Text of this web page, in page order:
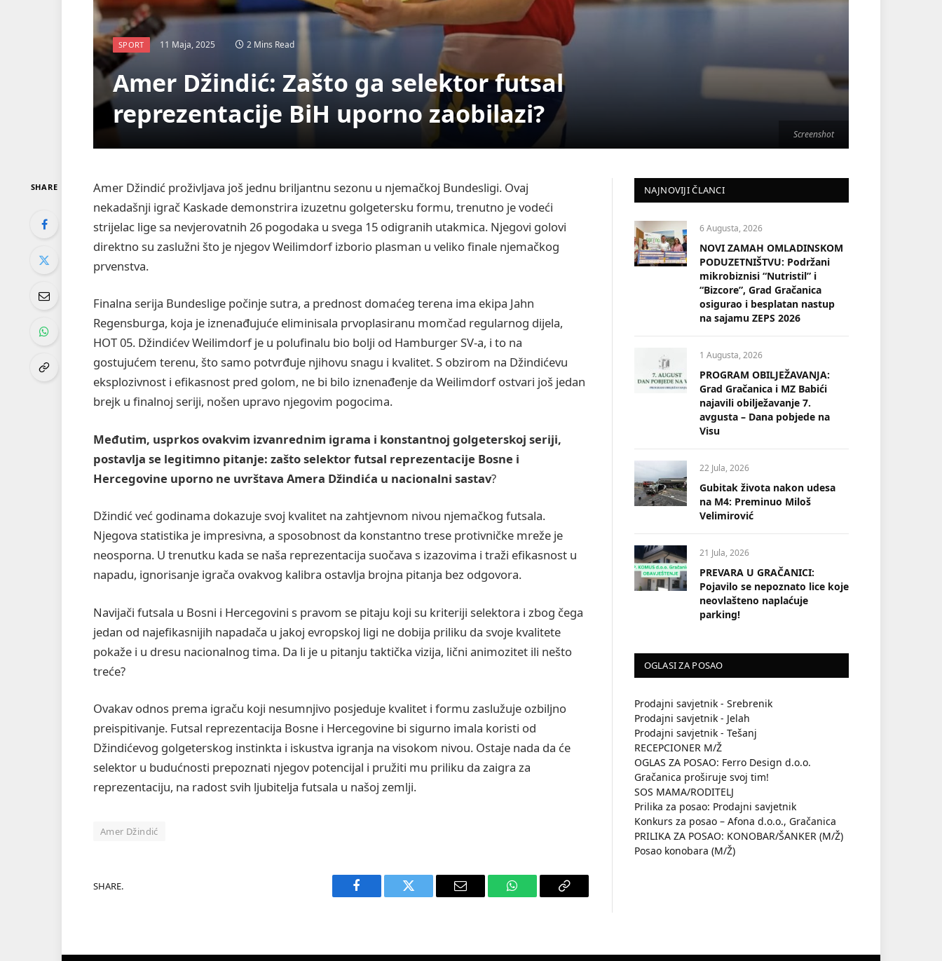
Screenshot
SPORT 11 Maja, 2025 2 Mins Read
Amer Džindić: Zašto ga selektor futsal
reprezentacije BiH uporno zaobilazi?
SHARE
Amer Džindić proživljava još jednu briljantnu sezonu u njemačkoj Bundesligi. Ovaj
nekadašnji igrač Kaskade demonstrira izuzetnu golgetersku formu, trenutno je vodeći
strijelac lige sa nevjerovatnih 26 pogodaka u svega 15 odigranih utakmica. Njegovi golovi
direktno su zaslužni što je njegov Weilimdorf izborio plasman u veliko finale njemačkog
prvenstva.
Finalna serija Bundeslige počinje sutra, a prednost domaćeg terena ima ekipa Jahn
Regensburga, koja je iznenađujuće eliminisala prvoplasiranu momčad regularnog dijela,
HOT 05. Džindićev Weilimdorf je u polufinalu bio bolji od Hamburger SV-a, i to na
gostujućem terenu, što samo potvrđuje njihovu snagu i kvalitet. S obzirom na Džindićevu
eksplozivnost i efikasnost pred golom, ne bi bilo iznenađenje da Weilimdorf ostvari još jedan
brejk u finalnoj seriji, nošen upravo njegovim pogocima.
Međutim, usprkos ovakvim izvanrednim igrama i konstantnoj golgeterskoj seriji,
postavlja se legitimno pitanje: zašto selektor futsal reprezentacije Bosne i
Hercegovine uporno ne uvrštava Amera Džindića u nacionalni sastav?
Džindić već godinama dokazuje svoj kvalitet na zahtjevnom nivou njemačkog futsala.
Njegova statistika je impresivna, a sposobnost da konstantno trese protivničke mreže je
neosporna. U trenutku kada se naša reprezentacija suočava s izazovima i traži efikasnost u
napadu, ignorisanje igrača ovakvog kalibra ostavlja brojna pitanja bez odgovora.
Navijači futsala u Bosni i Hercegovini s pravom se pitaju koji su kriteriji selektora i zbog čega
jedan od najefikasnijih napadača u jakoj evropskoj ligi ne dobija priliku da svoje kvalitete
pokaže i u dresu nacionalnog tima. Da li je u pitanju taktička vizija, lični animozitet ili nešto
treće?
Ovakav odnos prema igraču koji nesumnjivo posjeduje kvalitet i formu zaslužuje ozbiljno
preispitivanje. Futsal reprezentacija Bosne i Hercegovine bi sigurno imala koristi od
Džindićevog golgeterskog instinkta i iskustva igranja na visokom nivou. Ostaje nada da će
selektor u budućnosti prepoznati njegov potencijal i pružiti mu priliku da zaigra za
reprezentaciju, na radost svih ljubitelja futsala u našoj zemlji.
Amer Džindić
SHARE.
Facebook Twitter Email WhatsAppCopy
NAJNOVIJI ČLANCI
6 Augusta, 2026
NOVI ZAMAH OMLADINSKOM
PODUZETNIŠTVU: Podržani
mikrobiznisi “Nutristil” i
“Bizcore”, Grad Gračanica
osigurao i besplatan nastup
na sajamu ZEPS 2026
1 Augusta, 2026
PROGRAM OBILJEŽAVANJA:
Grad Gračanica i MZ Babići
najavili obilježavanje 7.
avgusta – Dana pobjede na
Visu
22 Jula, 2026
Gubitak života nakon udesa
na M4: Preminuo Miloš
Velimirović
21 Jula, 2026
PREVARA U GRAČANICI:
Pojavilo se nepoznato lice koje
neovlašteno naplaćuje
parking!
OGLASI ZA POSAO
Prodajni savjetnik - Srebrenik
Prodajni savjetnik - Jelah
Prodajni savjetnik - Tešanj
RECEPCIONER M/Ž
OGLAS ZA POSAO: Ferro Design d.o.o.
Gračanica proširuje svoj tim!
SOS MAMA/RODITELJ
Prilika za posao: Prodajni savjetnik
Konkurs za posao – Afona d.o.o., Gračanica
PRILIKA ZA POSAO: KONOBAR/ŠANKER (M/Ž)
Posao konobara (M/Ž)